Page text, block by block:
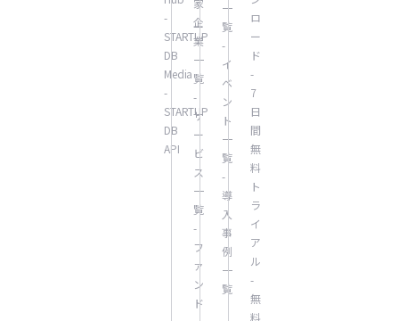
-
STARTUP
DB
Media
-
STARTUP
DB
API
企
業
一
覧
-
サ
ー
ビ
ス
一
覧
-
フ
ァ
ン
ド
一
覧
-
イ
ベ
ン
ト
一
覧
-
導
入
事
例
一
覧
ロ
ー
ド
-
7
日
間
無
料
ト
ラ
イ
ア
ル
-
無
料